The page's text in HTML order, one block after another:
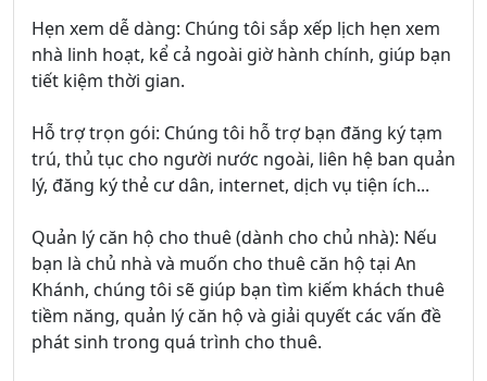
Hẹn xem dễ dàng: Chúng tôi sắp xếp lịch hẹn xem
nhà linh hoạt, kể cả ngoài giờ hành chính, giúp bạn
tiết kiệm thời gian.
Hỗ trợ trọn gói: Chúng tôi hỗ trợ bạn đăng ký tạm
trú, thủ tục cho người nước ngoài, liên hệ ban quản
lý, đăng ký thẻ cư dân, internet, dịch vụ tiện ích...
Quản lý căn hộ cho thuê (dành cho chủ nhà): Nếu
bạn là chủ nhà và muốn cho thuê căn hộ tại An
Khánh, chúng tôi sẽ giúp bạn tìm kiếm khách thuê
tiềm năng, quản lý căn hộ và giải quyết các vấn đề
phát sinh trong quá trình cho thuê.